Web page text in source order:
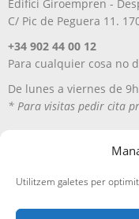
Utilitzem galetes per
Edifici Giroempren -
C/ Pic de Peguera 11.
+34 902 44 00 12
Para cualquier cosa no
De lunes a viernes de
* Para visitas pedir cita